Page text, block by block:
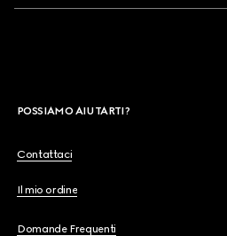
POSSIAMO AIUTARTI?
Contattaci
Il mio ordine
Domande Frequenti